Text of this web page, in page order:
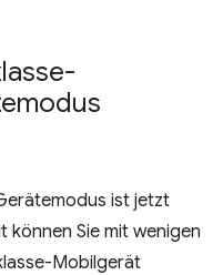
ist jetzt
Sie mit wenigen
Mobilgerät